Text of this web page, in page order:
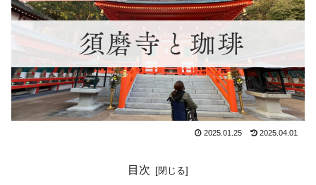
2025.01.25 2025.04.01
目次